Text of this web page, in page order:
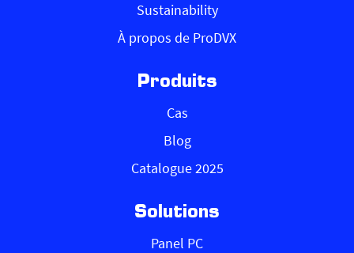
Sustainability
À propos de ProDVX
Produits
Cas
Blog
Catalogue 2025
Solutions
Panel PC